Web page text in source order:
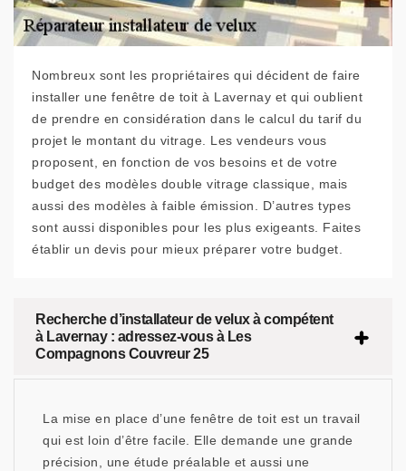
Nombreux sont les propriétaires qui décident de faire
installer une fenêtre de toit à Lavernay et qui oublient
de prendre en considération dans le calcul du tarif du
projet le montant du vitrage. Les vendeurs vous
proposent, en fonction de vos besoins et de votre
budget des modèles double vitrage classique, mais
aussi des modèles à faible émission. D’autres types
sont aussi disponibles pour les plus exigeants. Faites
établir un devis pour mieux préparer votre budget.
Recherche d’installateur de velux à compétent
à Lavernay : adressez-vous à Les
Compagnons Couvreur 25
La mise en place d’une fenêtre de toit est un travail
qui est loin d’être facile. Elle demande une grande
précision, une étude préalable et aussi une